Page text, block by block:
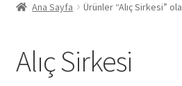
İletişim
Ana Sayfa Ürünler “Alıç Sirkesi”
Alıç Sirkesi